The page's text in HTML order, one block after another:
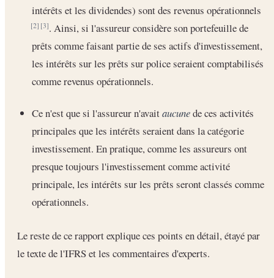
intérêts et les dividendes) sont des revenus opérationnels
[2] [3]. Ainsi, si l'assureur considère son portefeuille de
prêts comme faisant partie de ses actifs d'investissement,
les intérêts sur les prêts sur police seraient comptabilisés
comme revenus opérationnels.
Ce n'est que si l'assureur n'avaitaucunede ces activités
principales que les intérêts seraient dans la catégorie
investissement. En pratique, comme les assureurs ont
presque toujours l'investissement comme activité
principale, les intérêts sur les prêts seront classés comme
opérationnels.
Le reste de ce rapport explique ces points en détail, étayé par
le texte de l'IFRS et les commentaires d'experts.